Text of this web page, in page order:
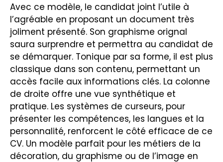
Avec ce modèle, le candidat joint l’utile à
l’agréable en proposant un document très
joliment présenté. Son graphisme orignal
saura surprendre et permettra au candidat de
se démarquer. Tonique par sa forme, il est plus
classique dans son contenu, permettant un
accès facile aux informations clés. La colonne
de droite offre une vue synthétique et
pratique. Les systèmes de curseurs, pour
présenter les compétences, les langues et la
personnalité, renforcent le côté efficace de ce
CV. Un modèle parfait pour les métiers de la
décoration, du graphisme ou de l’image en